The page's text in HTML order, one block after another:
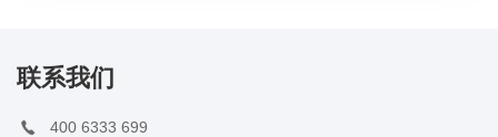
联系我们
400 6333 699